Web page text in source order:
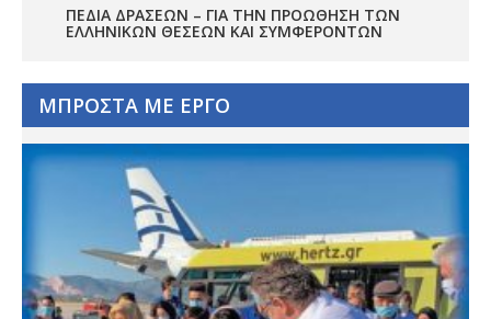
ΠΕΔΊΑ ΔΡΆΣΕΩΝ – ΓΙΑ ΤΗΝ ΠΡΟΏΘΗΣΗ ΤΩΝ
ΕΛΛΗΝΙΚΏΝ ΘΈΣΕΩΝ ΚΑΙ ΣΥΜΦΕΡΌΝΤΩΝ
ΜΠΡΟΣΤΑ ΜΕ ΕΡΓΟ